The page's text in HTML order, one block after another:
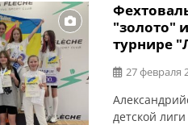
"золото"
турнире
27 февраля
детской